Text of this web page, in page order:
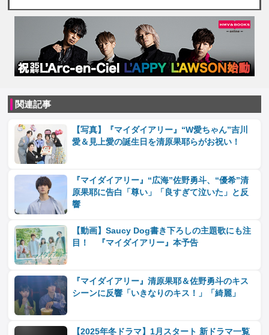
関連記事
【写真】『マイダイアリー』“W愛ちゃん”吉川
愛＆見上愛の誕生日を清原果耶らがお祝い！
『マイダイアリー』“広海”佐野勇斗、“優希”清
原果耶に告白「尊い」「良すぎて泣いた」と反
響
【動画】Saucy Dog書き下ろしの主題歌にも注
目！ 『マイダイアリー』本予告
『マイダイアリー』清原果耶＆佐野勇斗のキス
シーンに反響「いきなりのキス！」「綺麗」
【2025年冬ドラマ】1月スタート 新ドラマ一覧